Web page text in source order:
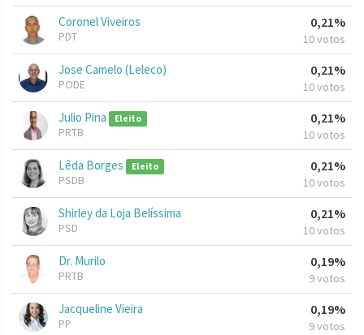
Coronel Viveiros
PDT
0,21%
10 votos
Jose Camelo (Leleco)
PODE
0,21%
10 votos
Julio Pina Eleito
PRTB
0,21%
10 votos
Lêda Borges Eleito
PSDB
0,21%
10 votos
Shirley da Loja Belíssima
PSD
0,21%
10 votos
Dr. Murilo
PRTB
0,19%
9 votos
Jacqueline Vieira
PP
0,19%
9 votos